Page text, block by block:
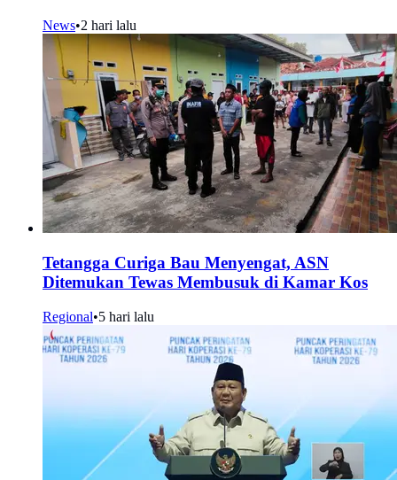
News•2 hari lalu
Tetangga Curiga Bau Menyengat, ASN
Ditemukan Tewas Membusuk di Kamar Kos
Regional•5 hari lalu